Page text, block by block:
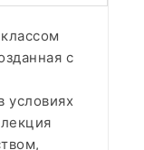
с
условиях